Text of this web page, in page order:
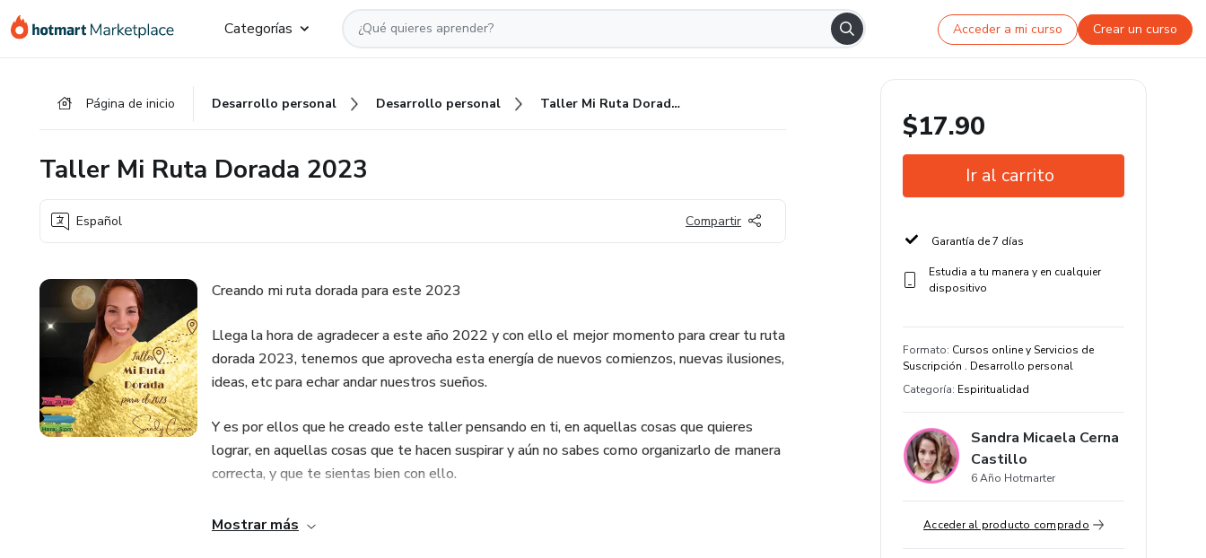
Categorías Acceder a mi curso Crear un curso
Página de inicio Desarrollo personal Desarrollo personal Taller Mi Ruta Dorada 2023
Taller Mi Ruta Dorada 2023
Español Compartir
Creando mi ruta dorada para este 2023
Llega la hora de agradecer a este año 2022 y con ello el mejor momento para crear tu ruta
dorada 2023, tenemos que aprovecha esta energía de nuevos comienzos, nuevas ilusiones,
ideas, etc para echar andar nuestros sueños.
Y es por ellos que he creado este taller pensando en ti, en aquellas cosas que quieres
lograr, en aquellas cosas que te hacen suspirar y aún no sabes como organizarlo de manera
correcta, y que te sientas bien con ello.
Crear una ruta dorada para tu vida implica realizar una hermosa actividad que no solo es
Mostrar más
$17.90
Ir al carrito
Garantía de 7 días
Estudia a tu manera y en cualquier
dispositivo
Formato: Cursos online y Servicios de
Suscripción . Desarrollo personal
Categoría: Espiritualidad
Sandra Micaela Cerna
Castillo
6 Año Hotmarter
Acceder al producto comprado